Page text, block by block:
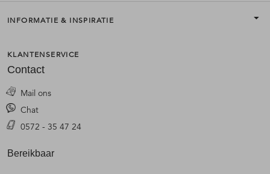
INFORMATIE & INSPIRATIE
KLANTENSERVICE
Contact
Mail ons
Chat
0572 - 35 47 24
Bereikbaar